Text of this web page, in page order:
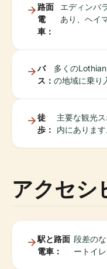
路面
電
車：
エディンバ
あり、ヘイ
バ
ス：
多くの
の地域に乗り
徒
歩：
主要な観光
内にあります
アクセシ
駅と路面
電車：
段差の
ートイ